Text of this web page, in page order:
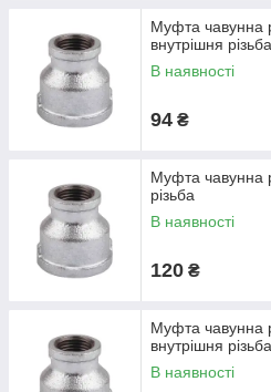
Муфта чавунна
внутрішня різьба
В наявності
94 ₴
Муфта чавунна
різьба
В наявності
120 ₴
Муфта чавунна
внутрішня різьба
В наявності